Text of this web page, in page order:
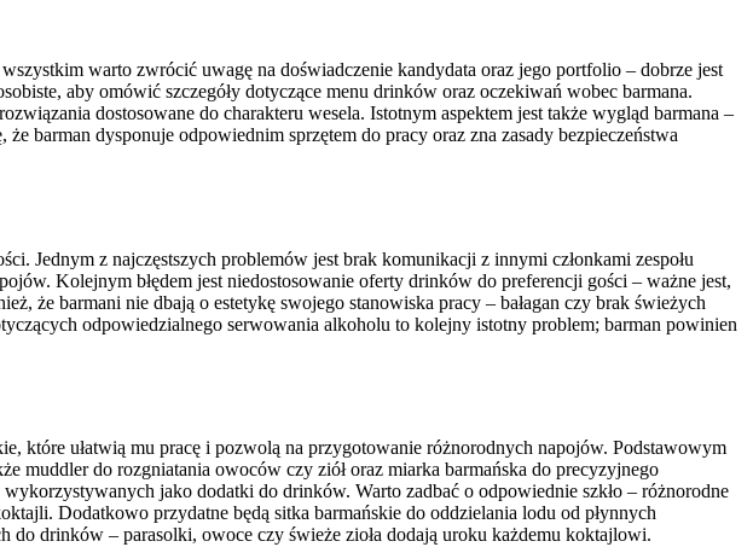
warto zwrócić uwagę na doświadczenie kandydata oraz jego portfolio – dobrze jest
aby omówić szczegóły dotyczące menu drinków oraz oczekiwań wobec barmana.
dostosowane do charakteru wesela. Istotnym aspektem jest także wygląd barmana –
barman dysponuje odpowiednim sprzętem do pracy oraz zna zasady bezpieczeństwa
Jednym z najczęstszych problemów jest brak komunikacji z innymi członkami zespołu
Kolejnym błędem jest niedostosowanie oferty drinków do preferencji gości – ważne jest,
że barmani nie dbają o estetykę swojego stanowiska pracy – bałagan czy brak świeżych
odpowiedzialnego serwowania alkoholu to kolejny istotny problem; barman powinien
które ułatwią mu pracę i pozwolą na przygotowanie różnorodnych napojów. Podstawowym
muddler do rozgniatania owoców czy ziół oraz miarka barmańska do precyzyjnego
jako dodatki do drinków. Warto zadbać o odpowiednie szkło – różnorodne
Dodatkowo przydatne będą sitka barmańskie do oddzielania lodu od płynnych
do drinków – parasolki, owoce czy świeże zioła dodają uroku każdemu koktajlowi.